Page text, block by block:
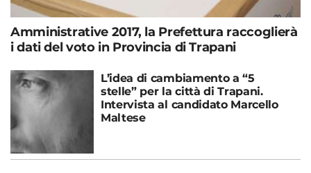
Amministrative 2017, la Prefettura raccoglierà
i dati del voto in Provincia di Trapani
L’idea di cambiamento a “5
stelle” per la città di Trapani.
Intervista al candidato Marcello
Maltese